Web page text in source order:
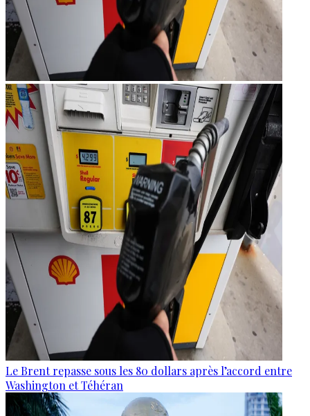
Le Brent repasse sous les 80 dollars après l’accord entre
Washington et Téhéran